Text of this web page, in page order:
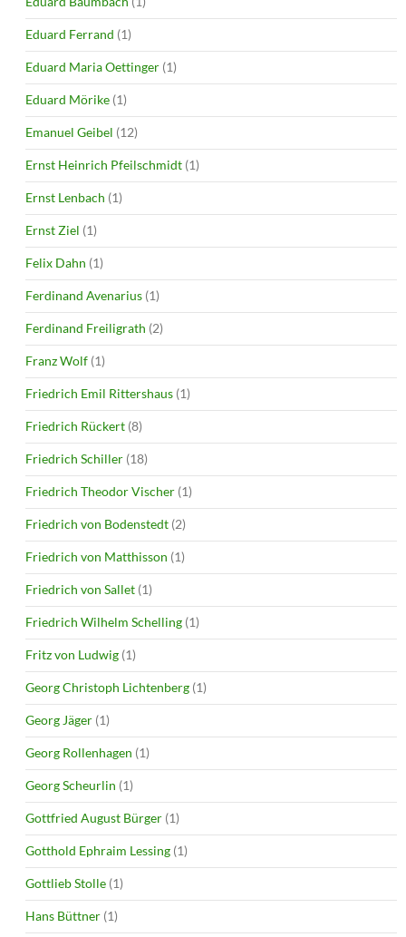
Eduard Ferrand (1)
Eduard Maria Oettinger (1)
Eduard Mörike (1)
Emanuel Geibel (12)
Ernst Heinrich Pfeilschmidt (1)
Ernst Lenbach (1)
Ernst Ziel (1)
Felix Dahn (1)
Ferdinand Avenarius (1)
Ferdinand Freiligrath (2)
Franz Wolf (1)
Friedrich Emil Rittershaus (1)
Friedrich Rückert (8)
Friedrich Schiller (18)
Friedrich Theodor Vischer (1)
Friedrich von Bodenstedt (2)
Friedrich von Matthisson (1)
Friedrich von Sallet (1)
Friedrich Wilhelm Schelling (1)
Fritz von Ludwig (1)
Georg Christoph Lichtenberg (1)
Georg Jäger (1)
Georg Rollenhagen (1)
Georg Scheurlin (1)
Gottfried August Bürger (1)
Gotthold Ephraim Lessing (1)
Gottlieb Stolle (1)
Hans Büttner (1)